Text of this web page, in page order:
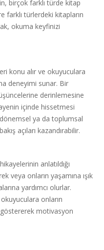
birçok farklı türde kitap
farklı türlerdeki kitapların
okuma keyfinizi
konu alır ve okuyuculara
deneyimi sunar. Bir
derinlemesine
içinde hissetmesi
ya da toplumsal
açıları kazandırabilir.
anlatıldığı
veya onların yaşamına ışık
yardımcı olurlar.
onların
göstererek motivasyon